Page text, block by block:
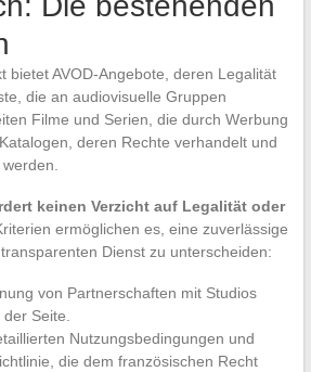
bietet AVOD-Angebote, deren Legalität
die an audiovisuelle Gruppen
Filme und Serien, die durch Werbung
deren Rechte verhandelt und
keinen Verzicht auf Legalität oder
ermöglichen es, eine zuverlässige
Dienst zu unterscheiden:
von Partnerschaften mit Studios
Seite.
Nutzungsbedingungen und
die dem französischen Recht